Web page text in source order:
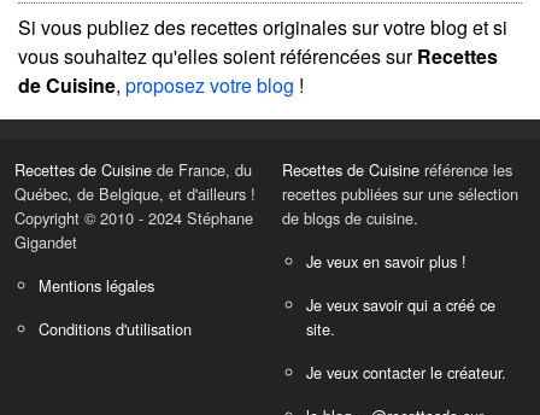
Si vous publiez des recettes originales sur votre blog et si
vous souhaitez qu'elles soient référencées surRecettes
de Cuisine, proposez votre blog !
Recettes de Cuisine de France, du
Québec, de Belgique, et d'ailleurs !
Copyright © 2010 - 2024 Stéphane
Gigandet
Mentions légales
Conditions d'utilisation
Recettes de Cuisine référence les
recettes publiées sur une sélection
de blogs de cuisine.
Je veux en savoir plus !
Je veux savoir qui a créé ce
site.
Je veux contacter le créateur.